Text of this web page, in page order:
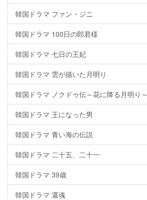
韓国ドラマ ファン・ジニ
韓国ドラマ 100日の郎君様
韓国ドラマ 七日の王妃
韓国ドラマ 雲が描いた月明り
韓国ドラマ ノクドゥ伝～花に降る月明り～
韓国ドラマ 王になった男
韓国ドラマ 青い海の伝説
韓国ドラマ 二十五、二十一
韓国ドラマ 39歳
韓国ドラマ 還魂